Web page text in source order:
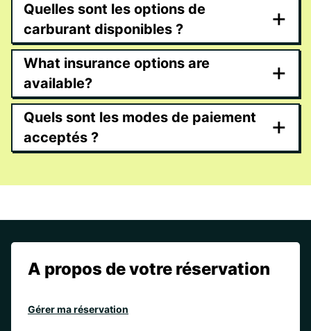
Quelles sont les options de
carburant disponibles ?
+
What insurance options are
available?
+
Quels sont les modes de paiement
acceptés ?
+
A propos de votre réservation
Gérer ma réservation